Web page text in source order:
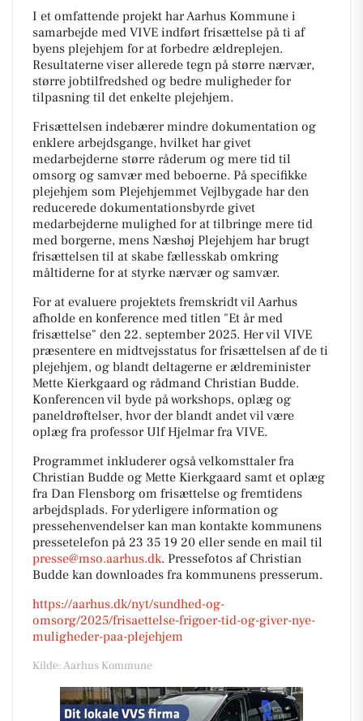
I et omfattende projekt har Aarhus Kommune i
samarbejde med VIVE indført frisættelse på ti af
byens plejehjem for at forbedre ældreplejen.
Resultaterne viser allerede tegn på større nærvær,
større jobtilfredshed og bedre muligheder for
tilpasning til det enkelte plejehjem.
Frisættelsen indebærer mindre dokumentation og
enklere arbejdsgange, hvilket har givet
medarbejderne større råderum og mere tid til
omsorg og samvær med beboerne. På specifikke
plejehjem som Plejehjemmet Vejlbygade har den
reducerede dokumentationsbyrde givet
medarbejderne mulighed for at tilbringe mere tid
med borgerne, mens Næshøj Plejehjem har brugt
frisættelsen til at skabe fællesskab omkring
måltiderne for at styrke nærvær og samvær.
For at evaluere projektets fremskridt vil Aarhus
afholde en konference med titlen "Et år med
frisættelse" den 22. september 2025. Her vil VIVE
præsentere en midtvejsstatus for frisættelsen af de ti
plejehjem, og blandt deltagerne er ældreminister
Mette Kierkgaard og rådmand Christian Budde.
Konferencen vil byde på workshops, oplæg og
paneldrøftelser, hvor der blandt andet vil være
oplæg fra professor Ulf Hjelmar fra VIVE.
Programmet inkluderer også velkomsttaler fra
Christian Budde og Mette Kierkgaard samt et oplæg
fra Dan Flensborg om frisættelse og fremtidens
arbejdsplads. For yderligere information og
pressehenvendelser kan man kontakte kommunens
pressetelefon på 23 35 19 20 eller sende en mail til
presse@mso.aarhus.dk. Pressefotos af Christian
Budde kan downloades fra kommunens presserum.
https://aarhus.dk/nyt/sundhed-og-
omsorg/2025/frisaettelse-frigoer-tid-og-giver-nye-
muligheder-paa-plejehjem
Kilde: Aarhus Kommune